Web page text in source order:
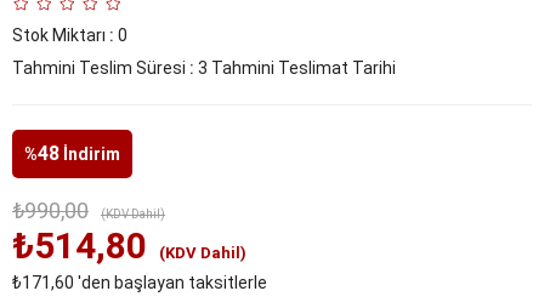
Stok Miktarı : 0
Tahmini Teslim Süresi : 3 Tahmini Teslimat Tarihi
%48 İndirim
₺990,00 (KDV Dahil)
₺514,80 (KDV Dahil)
₺171,60 'den başlayan taksitlerle